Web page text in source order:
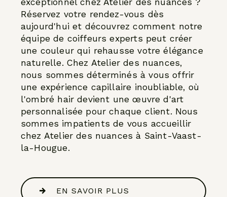
exceptionnel chez Atelier des nuances ?
Réservez votre rendez-vous dès
aujourd'hui et découvrez comment notre
équipe de coiffeurs experts peut créer
une couleur qui rehausse votre élégance
naturelle. Chez Atelier des nuances,
nous sommes déterminés à vous offrir
une expérience capillaire inoubliable, où
l'ombré hair devient une œuvre d'art
personnalisée pour chaque client. Nous
sommes impatients de vous accueillir
chez Atelier des nuances à Saint-Vaast-
la-Hougue.
EN SAVOIR PLUS